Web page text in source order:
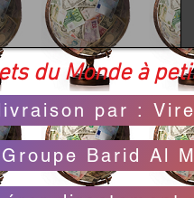
du Monde à
par :
Barid Al